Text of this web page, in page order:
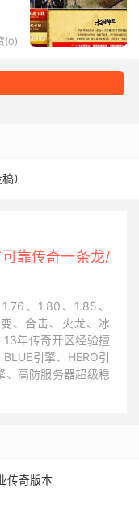
(0)
）
靠传奇一条龙/
、1.80、1.85、
、合击、火龙、冰
年传奇开区经验擅
引擎、HERO引
、高防服务器超级稳
传奇版本